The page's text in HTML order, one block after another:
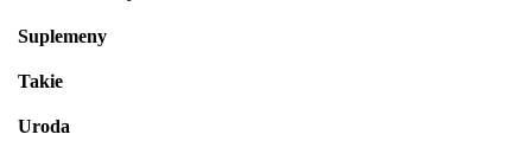
Suplemeny
Takie
Uroda